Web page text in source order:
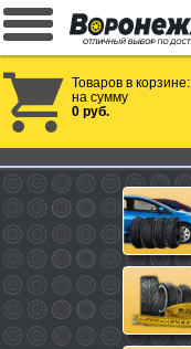
Товаров в корзине:
на сумму
0 руб.